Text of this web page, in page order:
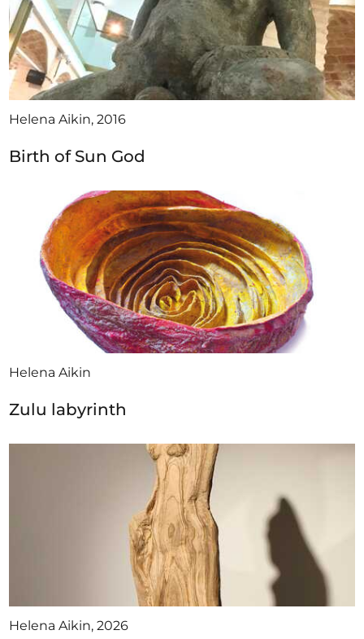
Helena Aikin, 2016
Birth of Sun God
Helena Aikin
Zulu labyrinth
Helena Aikin, 2026